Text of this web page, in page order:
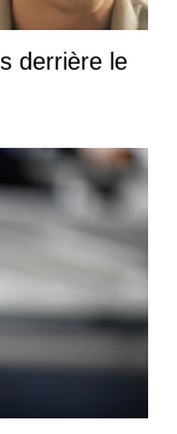
derrière le